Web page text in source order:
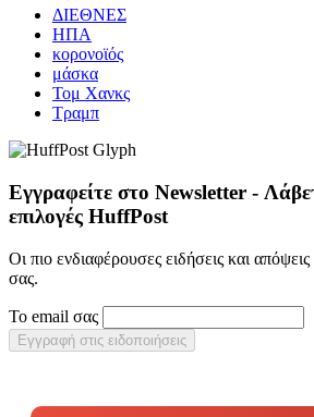
ΔΙΕΘΝΕΣ
ΗΠΑ
κορονοϊός
μάσκα
Τομ Χανκς
Τραμπ
Εγγραφείτε στο Newsletter -
επιλογές HuffPost
Οι πιο ενδιαφέρουσες ειδήσεις και
σας.
Το email σας
Εγγραφή στις ειδοποιήσεις